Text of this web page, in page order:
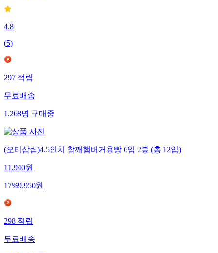
4.8
(5)
297 적립
무료배송
1,268명 구매중
(오티삼립)4.5인치 참깨햄버거용빵 6입 2봉 (총 12입)
11,940원
17%9,950원
298 적립
무료배송